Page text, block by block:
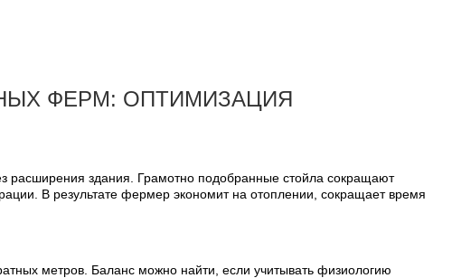
ФЕРМ: ОПТИМИЗАЦИЯ
расширения здания. Грамотно подобранные стойла сокращают
В результате фермер экономит на отоплении, сокращает время
метров. Баланс можно найти, если учитывать физиологию